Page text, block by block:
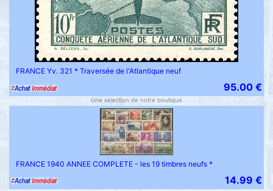
FRANCE Yv. 321 * Traversée de l'Atlantique neuf
95.00 €
Une sélection de notre boutique
FRANCE 1940 ANNEE COMPLETE - les 19 timbres neufs *
14.99 €